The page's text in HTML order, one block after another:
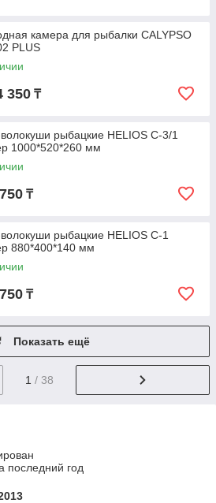
камера для рыбалки CALYPSO
PLUS
350 ₸
рыбацкие HELIOS С-3/1
1000*520*260 мм
₸
рыбацкие HELIOS С-1
880*400*140 мм
₸
Показать ещё
1 / 38
последний год